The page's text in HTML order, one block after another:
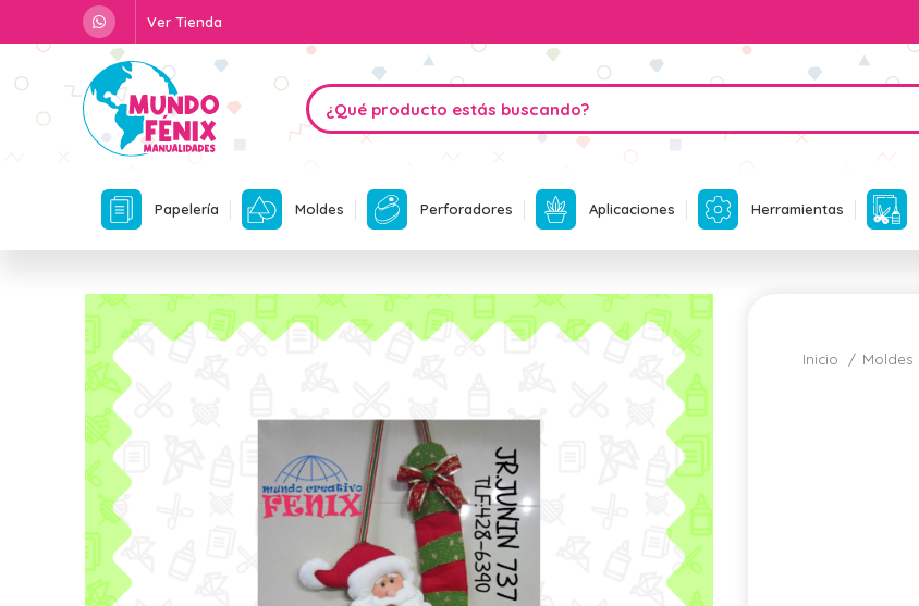
Ver Tienda
Papelería Moldes Perforadores Aplicaciones Herramientas
Inicio Moldes